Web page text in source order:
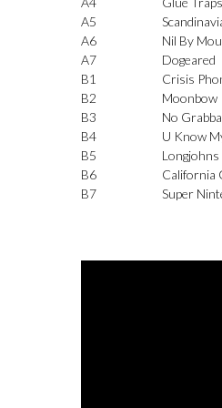
A5
A6
Nil By
A7
Dogeared
B1
Crisis
B2
Moonbow
B3
No Grabba
B4
U Know
B5
Longjohns
B6
California
B7
Super